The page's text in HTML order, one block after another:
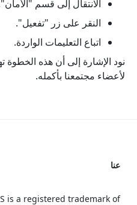
الانتقال إلى قسم
النقر على زر "تفعيل".
اتباع التعليمات الواردة.
نود الإشارة إلى أن هذه
لأعضاء مجتمعنا بأكمله.
عنا
is a registered trademark of